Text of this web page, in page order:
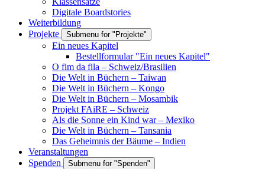
Digitale Boardstories
Weiterbildung
Projekte
Submenu for "Projekte"
Ein neues Kapitel
Bestellformular "Ein neues Kapitel"
O fim da fila – Schweiz/Brasilien
Die Welt in Büchern – Taiwan
Die Welt in Büchern – Kongo
Die Welt in Büchern – Mosambik
Projekt FAiRE – Schweiz
Als die Sonne ein Kind war – Mexiko
Die Welt in Büchern – Tansania
Das Geheimnis der Bäume – Indien
Veranstaltungen
Spenden
Submenu for "Spenden"